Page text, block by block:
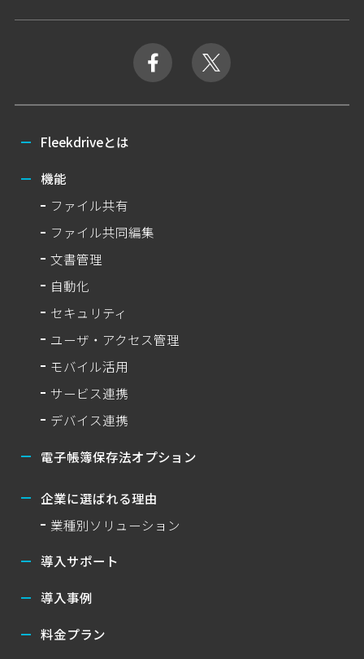
Fleekdriveとは
機能
ファイル共有
ファイル共同編集
文書管理
自動化
セキュリティ
ユーザ・アクセス管理
モバイル活用
サービス連携
デバイス連携
電子帳簿保存法オプション
企業に選ばれる理由
業種別ソリューション
導入サポート
導入事例
料金プラン